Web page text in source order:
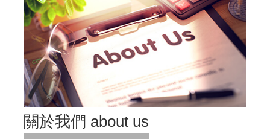
關於我們 about us